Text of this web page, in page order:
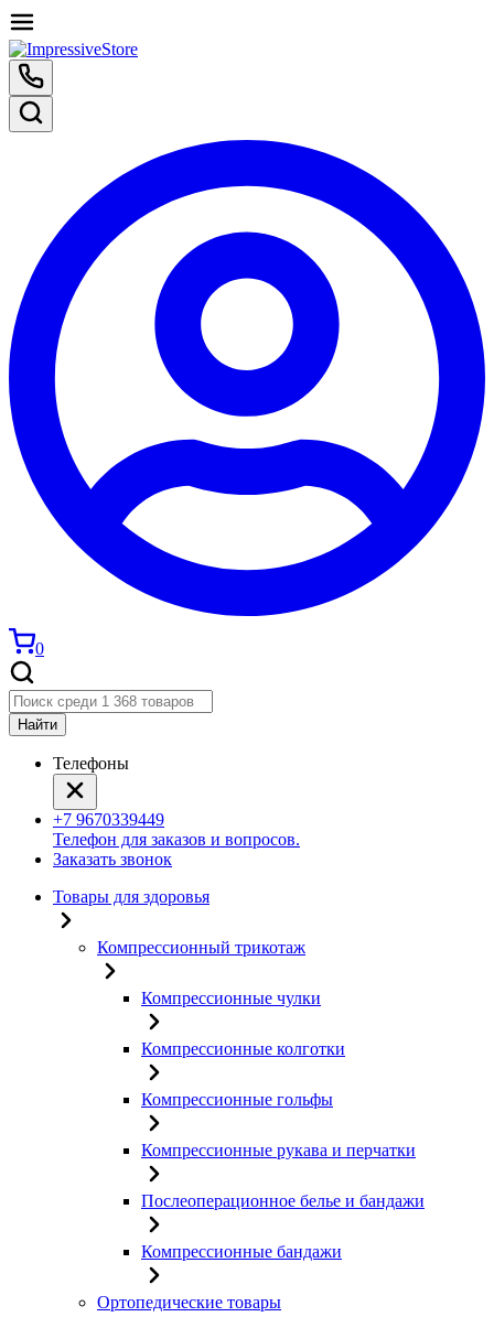
0
Найти
Телефоны
+7 9670339449
Телефон для заказов и вопросов.
Заказать звонок
Товары для здоровья
Компрессионный трикотаж
Компрессионные чулки
Компрессионные колготки
Компрессионные гольфы
Компрессионные рукава и перчатки
Послеоперационное белье и бандажи
Компрессионные бандажи
Ортопедические товары